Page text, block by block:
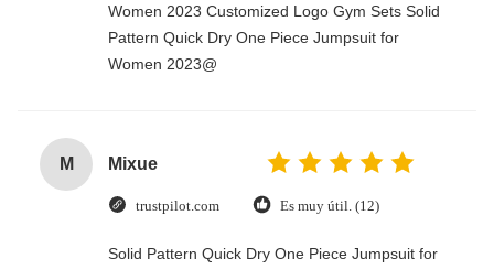
Women 2023 Customized Logo Gym Sets Solid
Pattern Quick Dry One Piece Jumpsuit for
Women 2023@
M Mixue
trustpilot.com Es muy útil. (12)
Solid Pattern Quick Dry One Piece Jumpsuit for